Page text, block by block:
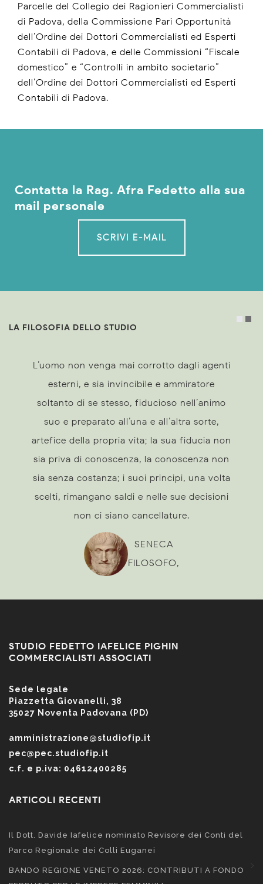
Parcelle del Collegio dei Ragionieri Commercialisti
di Padova, della Commissione Pari Opportunità
dell’Ordine dei Dottori Commercialisti ed Esperti
Contabili di Padova, e delle Commissioni “Fiscale
domestico” e “Controlli in ambito societario”
dell’Ordine dei Dottori Commercialisti ed Esperti
Contabili di Padova.
Contatta la Rag. Afra Fedetto alla sua
mail personale
SCRIVI E-MAIL
LA FILOSOFIA DELLO STUDIO
L’uomo non venga mai corrotto dagli agenti
esterni, e sia invincibile e ammiratore
soltanto di se stesso, fiducioso nell’animo
suo e preparato all’una e all’altra sorte,
artefice della propria vita; la sua fiducia non
sia priva di conoscenza, la conoscenza non
sia senza costanza; i suoi principi, una volta
scelti, rimangano saldi e nelle sue decisioni
non ci siano cancellature.
SENECA
FILOSOFO,
STUDIO FEDETTO IAFELICE PIGHIN
COMMERCIALISTI ASSOCIATI
Sede legale
Piazzetta Giovanelli, 38
35027 Noventa Padovana (PD)
amministrazione@studiofip.it
pec@pec.studiofip.it
c.f. e p.iva: 04612400285
ARTICOLI RECENTI
Il Dott. Davide Iafelice nominato Revisore dei Conti del
Parco Regionale dei Colli Euganei
BANDO REGIONE VENETO 2026: CONTRIBUTI A FONDO